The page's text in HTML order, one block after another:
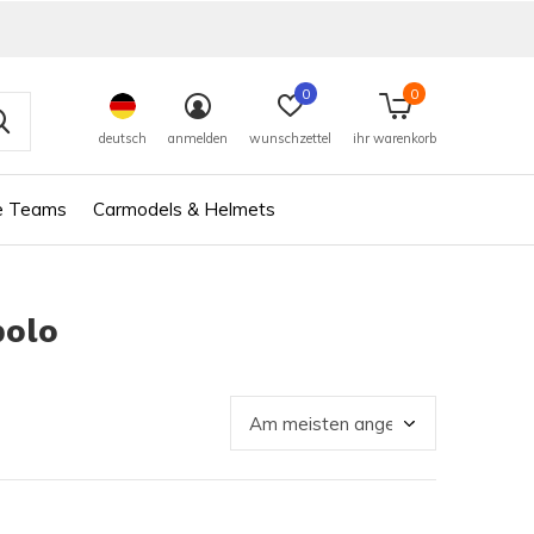
Teams Carmodels & Helmets
deutsch anmelden wunschzettel
0
ihr warenkorb
0